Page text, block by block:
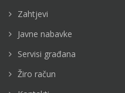
Zahtjevi
Javne nabavke
Servisi građana
Žiro račun